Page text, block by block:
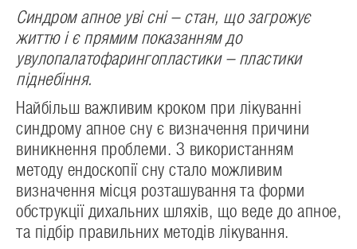
Синдром апное уві сні – стан, що загрожує
життю і є прямим показанням до
увулопалатофарингопластики – пластики
піднебіння.
Найбільш важливим кроком при лікуванні
синдрому апное сну є визначення причини
виникнення проблеми. З використанням
методу ендоскопії сну стало можливим
визначення місця розташування та форми
обструкції дихальних шляхів, що веде до апное,
та підбір правильних методів лікування.